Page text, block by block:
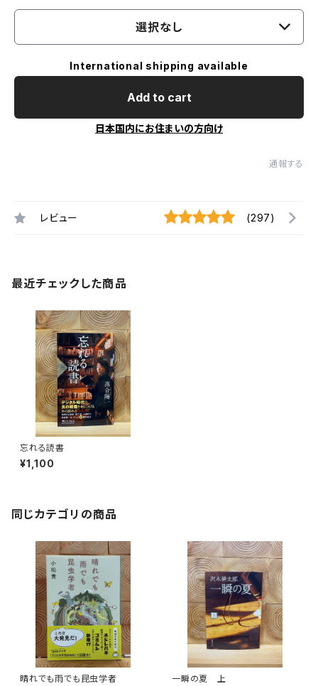
選択なし
International shipping available
Add to cart
日本国内にお住まいの方向け
通報する
レビュー (297)
最近チェックした商品
忘れる読書
¥1,100
同じカテゴリの商品
晴れでも雨でも昆虫学者 一瞬の夏 上